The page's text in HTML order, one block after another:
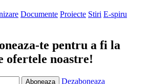
Documente Proiecte Stiri E-spiru
te pentru a fi la
ofertele noastre!
Dezaboneaza